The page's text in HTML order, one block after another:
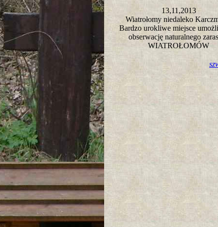
13,11,2013
Wiatrołomy niedaleko
Bardzo urokliwe miejsce
obserwację naturalnego
WIATROŁOMÓW